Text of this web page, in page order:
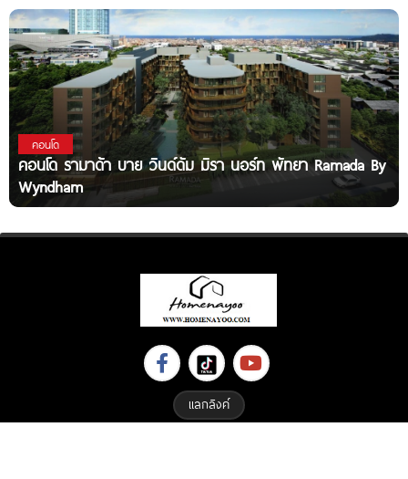
คอนโด
คอนโด รามาด้า บาย วินด์ดัม มิรา นอร์ท พัทยา Ramada By
Wyndham
แลกลิงค์